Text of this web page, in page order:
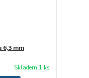
6,3 mm
Skladem 1 ks